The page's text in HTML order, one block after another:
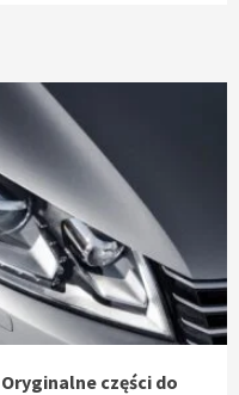
Oryginalne części do